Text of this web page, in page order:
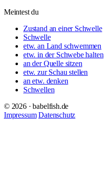
Meintest du
Zustand an einer Schwelle
Schwelle
etw. an Land schwemmen
etw. in der Schwebe halten
an der Quelle sitzen
etw. zur Schau stellen
an etw. denken
Schwellen
© 2026 · babelfish.de
Impressum Datenschutz